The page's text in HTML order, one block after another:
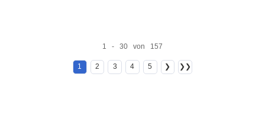
1 - 30 von 157
1 2 3 4 5 ❯ ❯❯